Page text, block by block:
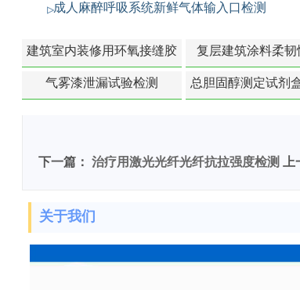
成人麻醉呼吸系统新鲜气体输入口检测
建筑室内装修用环氧接缝胶
苯含量检测
复层建筑涂料柔韧
气雾漆泄漏试验检测
总胆固醇测定试剂
下一篇： 治疗用激光光纤光纤抗拉强度检测 上
关于我们